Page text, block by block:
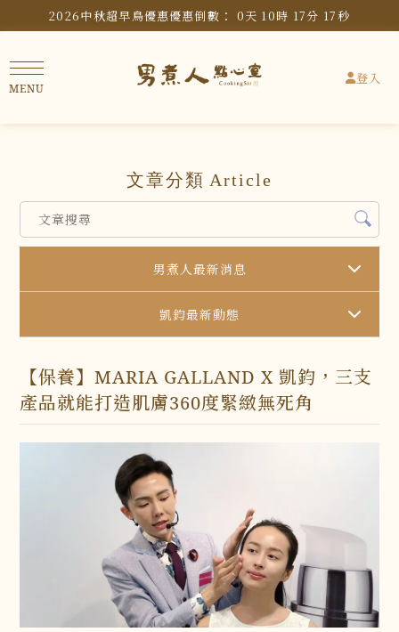
2026中秋超早鳥優惠優惠倒數： 0天 10時 17分 16秒
登入
文章分類 Article
男煮人最新消息
凱鈞最新動態
【保養】MARIA GALLAND X 凱鈞，三支
產品就能打造肌膚360度緊緻無死角